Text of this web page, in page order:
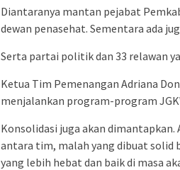
Diantaranya mantan pejabat
dewan penasehat. Sementara ada
Serta partai politik dan 33 relawan
Ketua Tim Pemenangan Adriana
menjalankan program-program
Konsolidasi juga akan
antara tim, malah yang dibuat solid
yang lebih hebat dan baik di masa